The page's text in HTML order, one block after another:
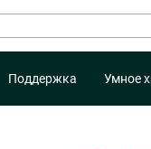
Поддержка Умное